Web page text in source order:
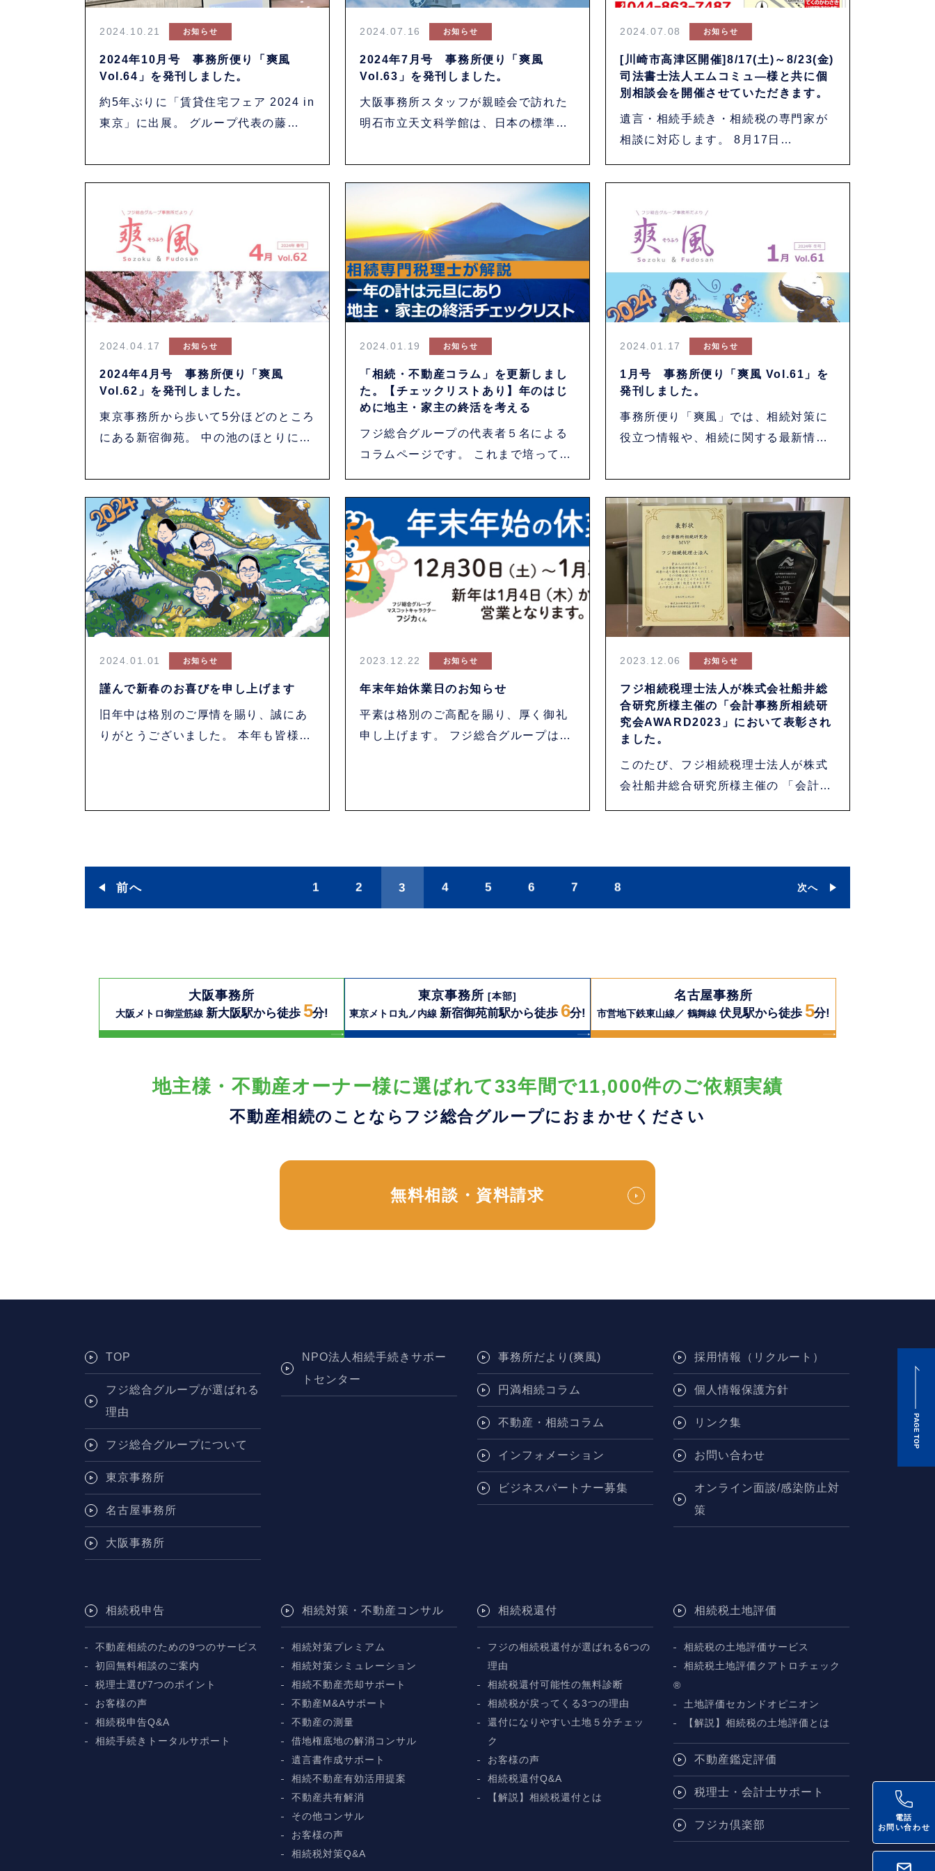
2024.10.21 お知らせ
2024年10月号 事務所便り「爽風
Vol.64」を発刊しました。
約5年ぶりに「賃貸住宅フェア 2024 in
東京」に出展。 グループ代表の藤
2024.07.16 お知らせ
2024年7月号 事務所便り「爽風
Vol.63」を発刊しました。
大阪事務所スタッフが親睦会で訪れた
明石市立天文科学館は、日本の標準時
2024.07.08 お知らせ
[川崎市高津区開催]8/17(土)～8/23(金)
司法書士法人エムコミュ―様と共に個
別相談会を開催させていただきます。
遺言・相続手続き・相続税の専門家が
相談に対応します。 8月17日
2024.04.17 お知らせ
2024年4月号 事務所便り「爽風
Vol.62」を発刊しました。
東京事務所から歩いて5分ほどのところ
にある新宿御苑。 中の池のほとりに咲
2024.01.19 お知らせ
「相続・不動産コラム」を更新しまし
た。【チェックリストあり】年のはじ
めに地主・家主の終活を考える
フジ総合グループの代表者５名による
コラムページです。 これまで培ってき
2024.01.17 お知らせ
1月号 事務所便り「爽風 Vol.61」を
発刊しました。
事務所便り「爽風」では、相続対策に
役立つ情報や、相続に関する最新情報
2024.01.01 お知らせ
謹んで新春のお喜びを申し上げます
旧年中は格別のご厚情を賜り、誠にあ
りがとうございました。 本年も皆様に
2023.12.22 お知らせ
年末年始休業日のお知らせ
平素は格別のご高配を賜り、厚く御礼
申し上げます。 フジ総合グループは、
2023.12.06 お知らせ
フジ相続税理士法人が株式会社船井総
合研究所様主催の「会計事務所相続研
究会AWARD2023」において表彰され
ました。
このたび、フジ相続税理士法人が株式
会社船井総合研究所様主催の 「会計事
前へ 1 2 3 4 5 6 7 8 次へ
大阪事務所
大阪メトロ御堂筋線 新大阪駅から徒歩 5分!
東京事務所[本部]
東京メトロ丸ノ内線 新宿御苑前駅から徒歩 6分!
名古屋事務所
市営地下鉄東山線／ 鶴舞線 伏見駅から徒歩 5分!
地主様・不動産オーナー様に選ばれて33年間で11,000件のご依頼実績
不動産相続のことならフジ総合グループに おまかせください
無料相談・資料請求
電話
お問い合わせ
TOP
フジ総合グループが選ばれる
理由
フジ総合グループについて
東京事務所
名古屋事務所
大阪事務所
NPO法人相続手続きサポー
トセンター
事務所だより(爽風)
円満相続コラム
不動産・相続コラム
インフォメーション
ビジネスパートナー募集
採用情報（リクルート）
個人情報保護方針
リンク集
お問い合わせ
オンライン面談/感染防止対
策
相続税申告
不動産相続のための9つのサービス
初回無料相談のご案内
税理士選び7つのポイント
お客様の声
相続税申告Q&A
相続手続きトータルサポート
相続対策・不動産コンサル
相続対策プレミアム
相続対策シミュレーション
相続不動産売却サポート
不動産M&Aサポート
不動産の測量
借地権底地の解消コンサル
遺言書作成サポート
相続不動産有効活用提案
不動産共有解消
その他コンサル
お客様の声
相続税対策Q&A
相続税還付
フジの相続税還付が選ばれる6つの
理由
相続税還付可能性の無料診断
相続税が戻ってくる3つの理由
還付になりやすい土地５分チェッ
ク
お客様の声
相続税還付Q&A
【解説】相続税還付とは
相続税土地評価
相続税の土地評価サービス
相続税土地評価クアトロチェック
®
土地評価セカンドオピニオン
【解説】相続税の土地評価とは
不動産鑑定評価
税理士・会計士サポート
フジカ倶楽部